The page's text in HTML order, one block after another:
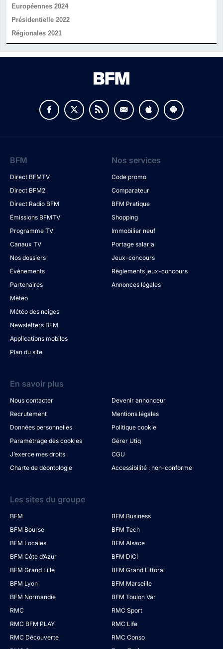
Européennes 2024
Présidentielle 2022
Régionales 2021
v
BFM
Direct BFMTV
Direct BFM2
Direct Radio BFM
Émissions BFMTV
Programme TV
Canaux TV
Nos dossiers
Évènements
Partenaires
Météo
Météo des neiges
Newsletters BFM
Applications mobiles
Plan du site
Nos services
Code promo
Comparateur
BFM Pratique
Shopping
Immobilier neuf
Portage salarial
Jeux-concours
Règlements jeux-concours
Annonces légales
En savoir plus
Nous contacter
Devenir annonceur
Recrutement
Mentions légales
Données personnelles
Politique cookie
Paramétrage des cookies
Gérer Utiq
J’exerce mes droits
CGU
Charte de déontologie
Accessibilité : non-conforme
Les sites du groupe
BFM
BFM Business
BFM Bourse
BFM Tech
BFM Locales
BFM Alsace
BFM Côte d’Azur
BFM DICI
BFM Grand Lille
BFM Grand Littoral
BFM Lyon
BFM Marseille
BFM Normandie
BFM Toulon Var
RMC
RMC Sport
RMC BFM PLAY
RMC Life
RMC Découverte
RMC Conso